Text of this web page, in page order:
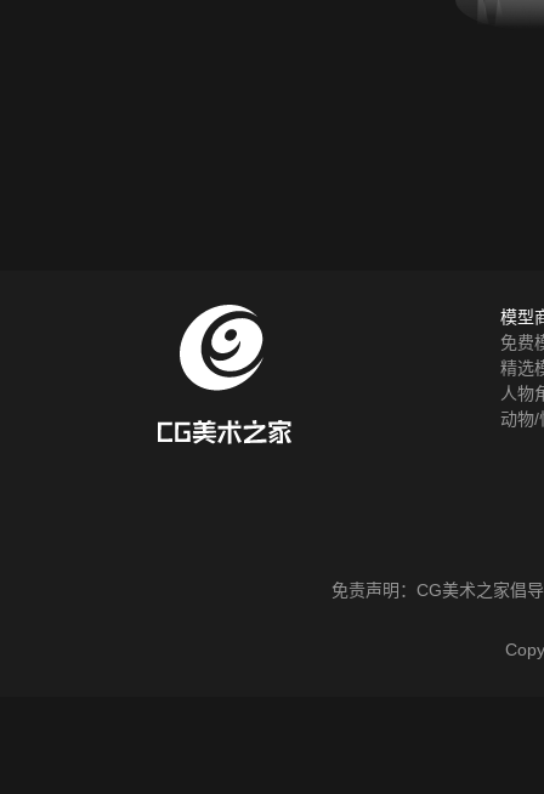
模型
免费
精选
人物
动物/
免责声明： CG美术之家倡